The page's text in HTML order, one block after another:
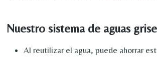
Nuestro sistema de aguas
Al reutilizar el agua, puede ahorrar